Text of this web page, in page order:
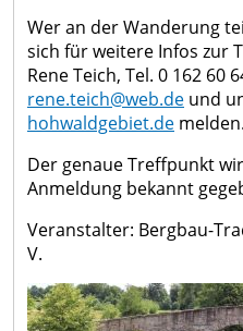
Wer an der Wanderung
sich für weitere Infos zur
Rene Teich, Tel. 0 162 60
rene.teich@web.de und
hohwaldgebiet.de melden.
Der genaue Treffpunkt
Anmeldung bekannt
Veranstalter: Bergbau-
V.